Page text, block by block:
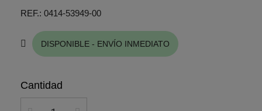
REF. 0414-53949-00
DISPONIBLE - ENVÍO INMEDIATO
Cantidad